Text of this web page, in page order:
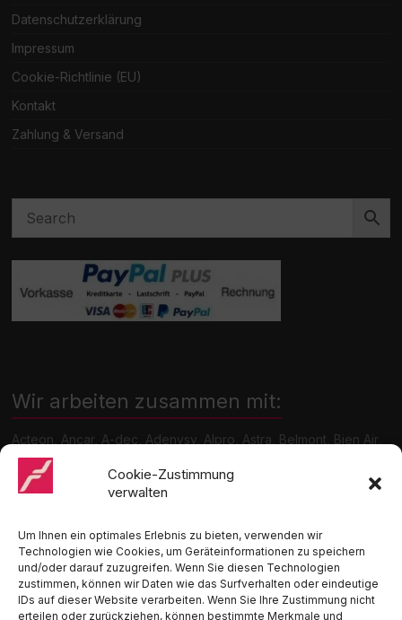
Cookie-Zustimmung
verwalten
Um Ihnen ein optimales Erlebnis zu bieten, verwenden wir
Technologien wie Cookies, um Geräteinformationen zu speichern
und/oder darauf zuzugreifen. Wenn Sie diesen Technologien
zustimmen, können wir Daten wie das Surfverhalten oder eindeutige
IDs auf dieser Website verarbeiten. Wenn Sie Ihre Zustimmung nicht
erteilen oder zurückziehen, können bestimmte Merkmale und
Datenschutzerklärung
Impressum
Cookie-Richtlinie (EU)
Kontakt
Zahlung & Versand
Wir arbeiten zusammen mit:
Acteon, Ancar, A-dec, Adenysy, Alpro, Astra, Belmont, Bien Air,
Cattani, Chirana, DCI, Dürr, ETI, Euronda, Faro, Gcomm, KaVo,
Medentex, Melag, Midmark, Metasys, MK-Dent, NSK, Ophardt
Hygiene, Ritter, Satelec, Scican, TKD, Velopex, u.v.m